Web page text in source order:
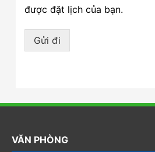
được đặt lịch của bạn.
Gửi đi
VĂN PHÒNG